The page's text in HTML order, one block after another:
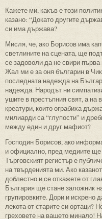
Кажете ми, какъв е този
казано: “Докато другите
си има държава?
Мисля, че, ако Борисов има
светлините на сцената, ще
се задоволи да не свири
Жал ми е за оня българин в
последната надежда на
надежда. Народът ни
ушите в престъпния свят, а на
креатури, които ограбиха
милиарди са “глупости” и
между един и друг мафиот?
Господин Борисов, ако
и официално, пред медиите ще
Търговският регистър е
на твърденията ми. Ако
доблестно и се откажете от
България ще стане заложник
групировките. Дори и искрено
лекота от старите си ортаци?
греховете на вашето минало!